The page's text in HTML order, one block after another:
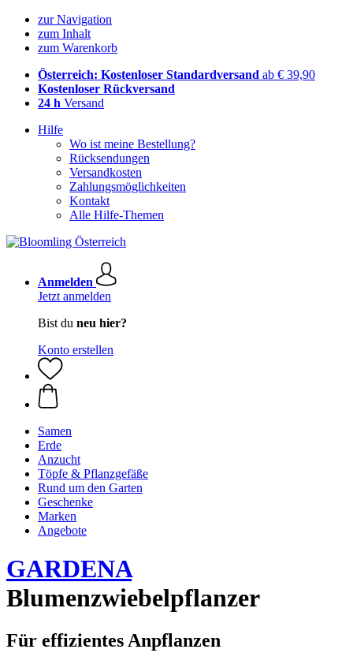
zur Navigation
zum Inhalt
zum Warenkorb
Österreich: Kostenloser Standardversand ab € 39,90
Kostenloser Rückversand
24 h Versand
Hilfe
Wo ist meine Bestellung?
Rücksendungen
Versandkosten
Zahlungsmöglichkeiten
Kontakt
Alle Hilfe-Themen
Anmelden
Jetzt anmelden
Bist du neu hier?
Konto erstellen
Samen
Erde
Anzucht
Töpfe & Pflanzgefäße
Rund um den Garten
Geschenke
Marken
Angebote
GARDENA
Blumenzwiebelpflanzer
Für effizientes Anpflanzen